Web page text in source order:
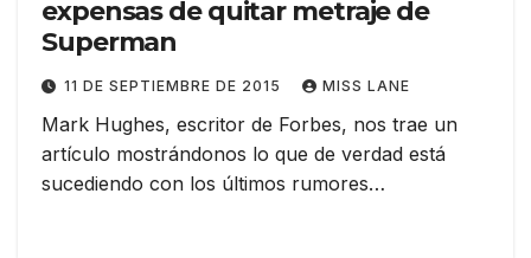
expensas de quitar metraje de
Superman
11 DE SEPTIEMBRE DE 2015 MISS LANE
Mark Hughes, escritor de Forbes, nos trae un
artículo mostrándonos lo que de verdad está
sucediendo con los últimos rumores…